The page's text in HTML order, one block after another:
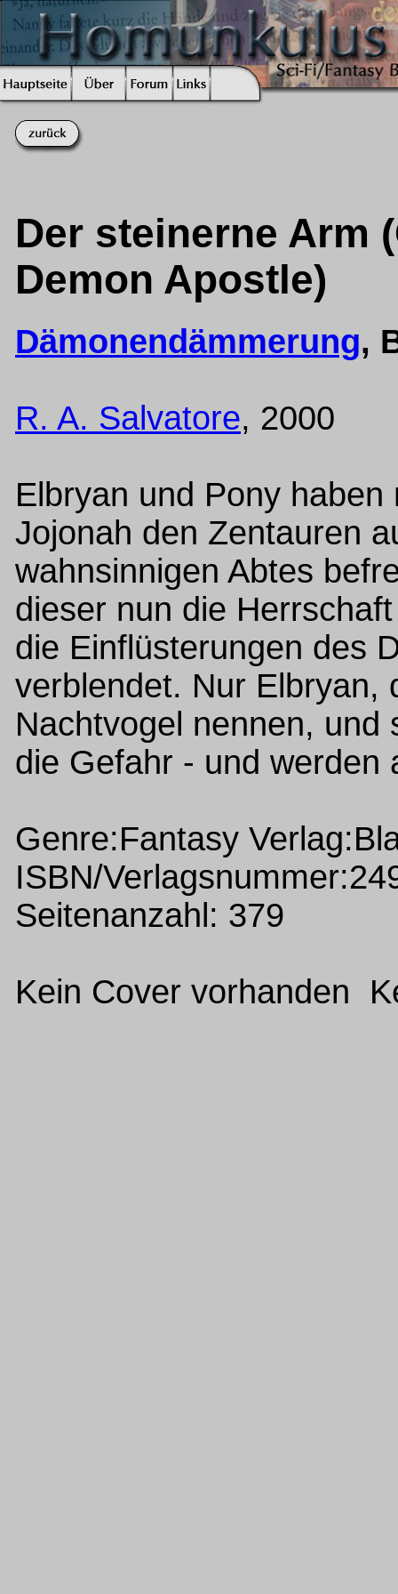
Der steinerne Arm
Demon Apostle)
Dämonendämmerung,
R. A. Salvatore, 2000
Elbryan und Pony
Jojonah den Zentauren
wahnsinnigen Abtes
dieser nun die
die Einflüsterungen des
verblendet. Nur Elbryan,
Nachtvogel nennen,
die Gefahr - und werden
Genre:Fantasy
ISBN/
Seitenanzahl: 379
Kein Cover vorhanden